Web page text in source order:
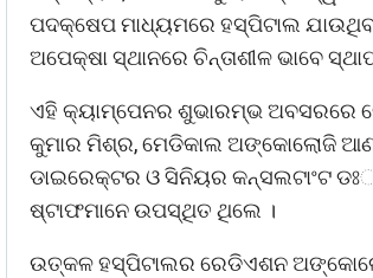
ପଦକ୍ଷେପ ମାଧ୍ୟମରେ ହସ୍ପିଟାଲ
ଅପେକ୍ଷା ସ୍ଥାନରେ ଚିନ୍ତାଶୀଳ ଭାବେ
ଏହି କ୍ୟାମ୍ପେନର ଶୁଭାରମ୍ଭ ଅବସରରେ
କୁମାର ମିଶ୍ର, ମେଡିକାଲ ଅଙ୍କୋଲୋଜି
ଡାଇରେକ୍ଟର ଓ ସିନିୟର କନ୍‌ସଲଟାଂଟ
ଷ୍ଟାଫମାନେ ଉପସ୍ଥିତ ଥିଲେ ।
ଉତ୍କଳ ହସ୍ପିଟାଲର ରେଡିଏଶନ